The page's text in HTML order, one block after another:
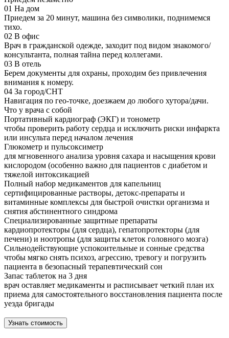
01 На дом
Приедем за 20 минут, машина без символики, поднимемся
тихо.
02 В офис
Врач в гражданской одежде, заходит под видом знакомого/
консультанта, полная тайна перед коллегами.
03 В отель
Берем документы для охраны, проходим без привлечения
внимания к номеру.
04 За город/СНТ
Навигация по гео-точке, доезжаем до любого хутора/дачи.
Что у врача с собой
Портативный кардиограф (ЭКГ) и тонометр
чтобы проверить работу сердца и исключить риски инфаркта
или инсульта перед началом лечения
Глюкометр и пульсоксиметр
для мгновенного анализа уровня сахара и насыщения крови
кислородом (особенно важно для пациентов с диабетом и
тяжелой интоксикацией
Полный набор медикаментов для капельниц
сертифицированные растворы, детокс-препараты и
витаминные комплексы для быстрой очистки организма и
снятия абстинентного синдрома
Специализированные защитные препараты
кардиопротекторы (для сердца), гепатопротекторы (для
печени) и ноотропы (для защиты клеток головного мозга)
Сильнодействующие успокоительные и сонные средства
чтобы мягко снять психоз, агрессию, тревогу и погрузить
пациента в безопасный терапевтический сон
Запас таблеток на 3 дня
врач оставляет медикаменты и расписывает четкий план их
приема для самостоятельного восстановления пациента после
уезда бригады
Узнать стоимость